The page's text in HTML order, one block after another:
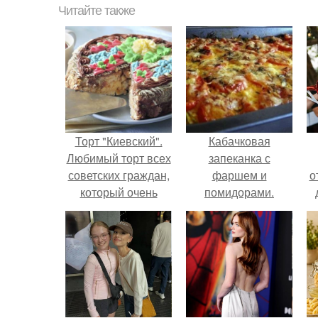
Читайте также
Торт "Киевский".
Любимый торт всех
советских граждан,
который очень
трудно было
достать.
Кабачковая
запеканка с
фаршем и
помидорами.